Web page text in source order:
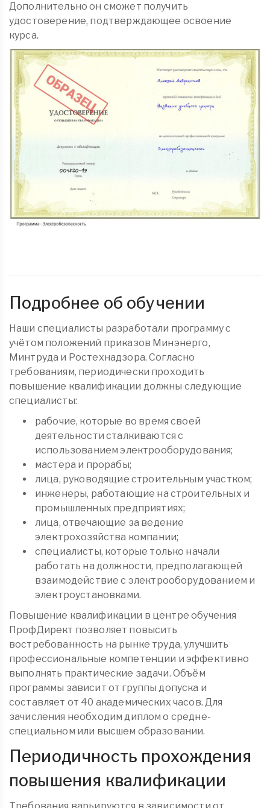
Дополнительно он сможет получить
удостоверение, подтверждающее освоение
курса.
Подробнее об обучении
Наши специалисты разработали программу с
учётом положений приказов Минэнерго,
Минтруда и Ростехнадзора. Согласно
требованиям, периодически проходить
повышение квалификации должны следующие
специалисты:
рабочие, которые во время своей
деятельности сталкиваются с
использованием электрооборудования;
мастера и прорабы;
лица, руководящие строительным участком;
инженеры, работающие на строительных и
промышленных предприятиях;
лица, отвечающие за ведение
электрохозяйства компании;
специалисты, которые только начали
работать на должности, предполагающей
взаимодействие с электрооборудованием и
электроустановками.
Повышение квалификации в центре обучения
ПрофДирект позволяет повысить
востребованность на рынке труда, улучшить
профессиональные компетенции и эффективно
выполнять практические задачи. Объём
программы зависит от группы допуска и
составляет от 40 академических часов. Для
зачисления необходим диплом о средне-
специальном или высшем образовании.
Периодичность прохождения
повышения квалификации